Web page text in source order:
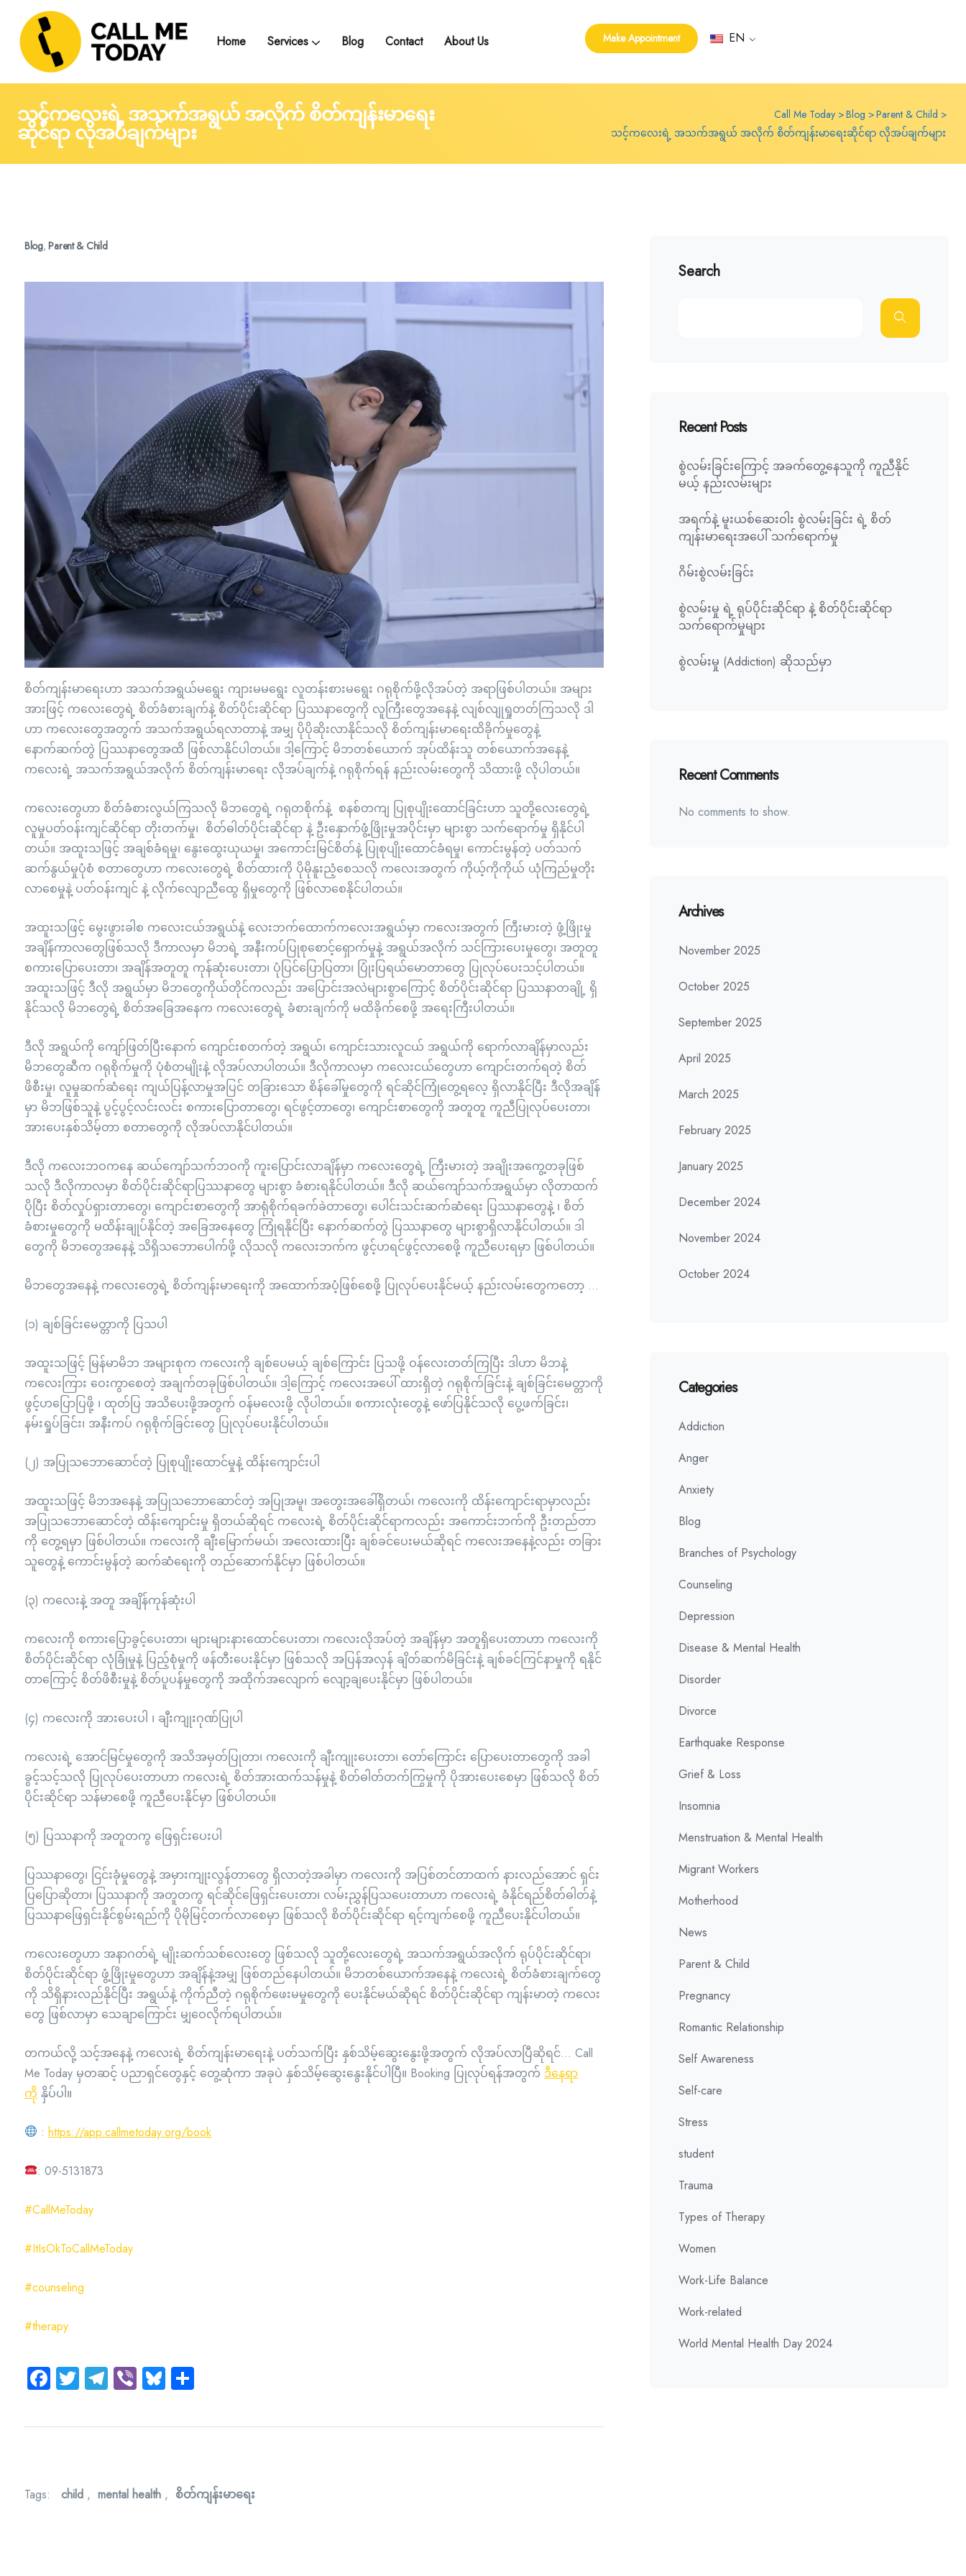
Home Services Blog Contact About Us Make Appointment EN
သင့်ကလေးရဲ့ အသက်အရွယ် အလိုက် စိတ်ကျန်းမာရေး
ဆိုင်ရာ လိုအပ်ချက်များ
Call Me Today Blog
Parent & Child
သင့်ကလေးရဲ့ အသက်အရွယ် အလိုက် စိတ်ကျန်းမာရေးဆိုင်ရာ လိုအပ်ချက်များ
Blog,Parent & Child
စိတ်ကျန်းမာရေးဟာ အသက်အရွယ်မရွေး ကျားမမရွေး လူတန်းစားမရွေး ဂရုစိုက်ဖို့လိုအပ်တဲ့ အရာဖြစ်ပါတယ်။ အများ
အားဖြင့် ကလေးတွေရဲ့ စိတ်ခံစားချက်နဲ့ စိတ်ပိုင်းဆိုင်ရာ ပြဿနာတွေကို လူကြီးတွေအနေနဲ့ လျစ်လျုရှုတတ်ကြသလို ဒါ
ဟာ ကလေးတွေအတွက် အသက်အရွယ်ရလာတာနဲ့ အမျှ ပိုပိုဆိုးလာနိုင်သလို စိတ်ကျန်းမာရေးထိခိုက်မှုတွေနဲ့
နောက်ဆက်တွဲ ပြဿနာတွေအထိ ဖြစ်လာနိုင်ပါတယ်။ ဒါ့ကြောင့် မိဘတစ်ယောက် အုပ်ထိန်းသူ တစ်ယောက်အနေနဲ့
ကလေးရဲ့ အသက်အရွယ်အလိုက် စိတ်ကျန်းမာရေး လိုအပ်ချက်နဲ့ ဂရုစိုက်ရန် နည်းလမ်းတွေကို သိထားဖို့ လိုပါတယ်။
ကလေးတွေဟာ စိတ်ခံစားလွယ်ကြသလို မိဘတွေရဲ့ ဂရုတစိုက်နဲ့ စနစ်တကျ ပြုစုပျိုးထောင်ခြင်းဟာ သူတို့လေးတွေရဲ့
လူမှုပတ်ဝန်းကျင်ဆိုင်ရာ တိုးတက်မှု၊ စိတ်ဓါတ်ပိုင်းဆိုင်ရာ နဲ့ ဦးနှောက်ဖွံ့ဖြိုးမှုအပိုင်းမှာ များစွာ သက်ရောက်မှု ရှိနိုင်ပါ
တယ်။ အထူးသဖြင့် အချစ်ခံရမှု၊ နွေးထွေးယုယမှု၊ အကောင်းမြင်စိတ်နဲ့ ပြုစုပျိုးထောင်ခံရမှု၊ ကောင်းမွန်တဲ့ ပတ်သက်
ဆက်နွယ်မှုပုံစံ စတာတွေဟာ ကလေးတွေရဲ့ စိတ်ထားကို ပိုမိုနူးညံ့စေသလို ကလေးအတွက် ကိုယ့်ကိုကိုယ် ယုံကြည်မှုတိုး
လာစေမှုနဲ့ ပတ်ဝန်းကျင် နဲ့ လိုက်လျောညီထွေ ရှိမှုတွေကို ဖြစ်လာစေနိုင်ပါတယ်။
အထူးသဖြင့် မွေးဖွားခါစ ကလေးငယ်အရွယ်နဲ့ လေးဘက်ထောက်ကလေးအရွယ်မှာ ကလေးအတွက် ကြီးမားတဲ့ ဖွံ့ဖြိုးမှု
အချိန်ကာလတွေဖြစ်သလို ဒီကာလမှာ မိဘရဲ့ အနီးကပ်ပြုစုစောင့်ရှောက်မှုနဲ့ အရွယ်အလိုက် သင်ကြားပေးမှုတွေ၊ အတူတူ
စကားပြောပေးတာ၊ အချိန်အတူတူ ကုန်ဆုံးပေးတာ၊ ပုံပြင်ပြောပြတာ၊ ပြုံးပြရယ်မောတာတွေ ပြုလုပ်ပေးသင့်ပါတယ်။
အထူးသဖြင့် ဒီလို အရွယ်မှာ မိဘတွေကိုယ်တိုင်ကလည်း အပြောင်းအလဲများစွာကြောင့် စိတ်ပိုင်းဆိုင်ရာ ပြဿနာတချို့ ရှိ
နိုင်သလို မိဘတွေရဲ့ စိတ်အခြေအနေက ကလေးတွေရဲ့ ခံစားချက်ကို မထိခိုက်စေဖို့ အရေးကြီးပါတယ်။
ဒီလို အရွယ်ကို ကျော်ဖြတ်ပြီးနောက် ကျောင်းစတက်တဲ့ အရွယ်၊ ကျောင်းသားလူငယ် အရွယ်ကို ရောက်လာချိန်မှာလည်း
မိဘတွေဆီက ဂရုစိုက်မှုကို ပုံစံတမျိုးနဲ့ လိုအပ်လာပါတယ်။ ဒီလိုကာလမှာ ကလေးငယ်တွေဟာ ကျောင်းတက်ရတဲ့ စိတ်
ဖိစီးမှု၊ လူမှုဆက်ဆံရေး ကျယ်ပြန့်လာမှုအပြင် တခြားသော စိန်ခေါ်မှုတွေကို ရင်ဆိုင်ကြုံတွေ့ရလေ့ ရှိလာနိုင်ပြီး ဒီလိုအချိန်
မှာ မိဘဖြစ်သူနဲ့ ပွင့်ပွင့်လင်းလင်း စကားပြောတာတွေ၊ ရင်ဖွင့်တာတွေ၊ ကျောင်းစာတွေကို အတူတူ ကူညီပြုလုပ်ပေးတာ၊
အားပေးနှစ်သိမ့်တာ စတာတွေကို လိုအပ်လာနိုင်ပါတယ်။
ဒီလို ကလေးဘဝကနေ ဆယ်ကျော်သက်ဘဝကို ကူးပြောင်းလာချိန်မှာ ကလေးတွေရဲ့ ကြီးမားတဲ့ အချိုးအကွေ့တခုဖြစ်
သလို ဒီလိုကာလမှာ စိတ်ပိုင်းဆိုင်ရာပြဿနာတွေ များစွာ ခံစားရနိုင်ပါတယ်။ ဒီလို ဆယ်ကျော်သက်အရွယ်မှာ လိုတာထက်
ပိုပြီး စိတ်လှုပ်ရှားတာတွေ၊ ကျောင်းစာတွေကို အာရုံစိုက်ရခက်ခဲတာတွေ၊ ပေါင်းသင်းဆက်ဆံရေး ပြဿနာတွေနဲ့ ၊ စိတ်
ခံစားမှုတွေကို မထိန်းချုပ်နိုင်တဲ့ အခြေအနေတွေ ကြုံရနိုင်ပြီး နောက်ဆက်တွဲ ပြဿနာတွေ များစွာရှိလာနိုင်ပါတယ်။ ဒါ
တွေကို မိဘတွေအနေနဲ့ သိရှိသဘောပေါက်ဖို့ လိုသလို ကလေးဘက်က ဖွင့်ဟရင်ဖွင့်လာစေဖို့ ကူညီပေးရမှာ ဖြစ်ပါတယ်။
မိဘတွေအနေနဲ့ ကလေးတွေရဲ့ စိတ်ကျန်းမာရေးကို အထောက်အပံ့ဖြစ်စေဖို့ ပြုလုပ်ပေးနိုင်မယ့် နည်းလမ်းတွေကတော့ …
(၁) ချစ်ခြင်းမေတ္တာကို ပြသပါ
အထူးသဖြင့် မြန်မာမိဘ အများစုက ကလေးကို ချစ်ပေမယ့် ချစ်ကြောင်း ပြသဖို့ ဝန်လေးတတ်ကြပြီး ဒါဟာ မိဘနဲ့
ကလေးကြား ဝေးကွာစေတဲ့ အချက်တခုဖြစ်ပါတယ်။ ဒါ့ကြောင့် ကလေးအပေါ် ထားရှိတဲ့ ဂရုစိုက်ခြင်းနဲ့ ချစ်ခြင်းမေတ္တာကို
ဖွင့်ဟပြောပြဖို့ ၊ ထုတ်ပြ အသိပေးဖို့အတွက် ဝန်မလေးဖို့ လိုပါတယ်။ စကားလုံးတွေနဲ့ ဖော်ပြနိုင်သလို ပွေ့ဖက်ခြင်း၊
နမ်းရှုပ်ခြင်း၊ အနီးကပ် ဂရုစိုက်ခြင်းတွေ ပြုလုပ်ပေးနိုင်ပါတယ်။
(၂) အပြုသဘောဆောင်တဲ့ ပြုစုပျိုးထောင်မှုနဲ့ ထိန်းကျောင်းပါ
အထူးသဖြင့် မိဘအနေနဲ့ အပြုသဘောဆောင်တဲ့ အပြုအမူ၊ အတွေးအခေါ်ရှိတယ်၊ ကလေးကို ထိန်းကျောင်းရာမှာလည်း
အပြုသဘောဆောင်တဲ့ ထိန်းကျောင်းမှု ရှိတယ်ဆိုရင် ကလေးရဲ့ စိတ်ပိုင်းဆိုင်ရာကလည်း အကောင်းဘက်ကို ဦးတည်တာ
ကို တွေ့ရမှာ ဖြစ်ပါတယ်။ ကလေးကို ချီးမြောက်မယ်၊ အလေးထားပြီး ချစ်ခင်ပေးမယ်ဆိုရင် ကလေးအနေနဲ့လည်း တခြား
သူတွေနဲ့ ကောင်းမွန်တဲ့ ဆက်ဆံရေးကို တည်ဆောက်နိုင်မှာ ဖြစ်ပါတယ်။
(၃) ကလေးနဲ့ အတူ အချိန်ကုန်ဆုံးပါ
ကလေးကို စကားပြောခွင့်ပေးတာ၊ များများနားထောင်ပေးတာ၊ ကလေးလိုအပ်တဲ့ အချိန်မှာ အတူရှိပေးတာဟာ ကလေးကို
စိတ်ပိုင်းဆိုင်ရာ လုံခြုံမှုနဲ့ ပြည့်စုံမှုကို ဖန်တီးပေးနိုင်မှာ ဖြစ်သလို အပြန်အလှန် ချိတ်ဆက်မိခြင်းနဲ့ ချစ်ခင်ကြင်နာမှုကို ရနိုင်
တာကြောင့် စိတ်ဖိစီးမှုနဲ့ စိတ်ပူပန်မှုတွေကို အထိုက်အလျောက် လျော့ချပေးနိုင်မှာ ဖြစ်ပါတယ်။
(၄) ကလေးကို အားပေးပါ ၊ ချီးကျုးဂုဏ်ပြုပါ
ကလေးရဲ့ အောင်မြင်မှုတွေကို အသိအမှတ်ပြုတာ၊ ကလေးကို ချီးကျုးပေးတာ၊ တော်ကြောင်း ပြောပေးတာတွေကို အခါ
ခွင့်သင့်သလို ပြုလုပ်ပေးတာဟာ ကလေးရဲ့ စိတ်အားထက်သန်မှုနဲ့ စိတ်ဓါတ်တက်ကြွမှုကို ပိုအားပေးစေမှာ ဖြစ်သလို စိတ်
ပိုင်းဆိုင်ရာ သန်မာစေဖို့ ကူညီပေးနိုင်မှာ ဖြစ်ပါတယ်။
(၅) ပြဿနာကို အတူတကွ ဖြေရှင်းပေးပါ
ပြဿနာတွေ၊ ငြင်းခုံမှုတွေနဲ့ အမှားကျုးလွန်တာတွေ ရှိလာတဲ့အခါမှာ ကလေးကို အပြစ်တင်တာထက် နားလည်အောင် ရှင်း
ပြပြောဆိုတာ၊ ပြဿနာကို အတူတကွ ရင်ဆိုင်ဖြေရှင်းပေးတာ၊ လမ်းညွှန်ပြသပေးတာဟာ ကလေးရဲ့ ခံနိုင်ရည်စိတ်ဓါတ်နဲ့
ပြဿနာဖြေရှင်းနိုင်စွမ်းရည်ကို ပိုမိုမြင့်တက်လာစေမှာ ဖြစ်သလို စိတ်ပိုင်းဆိုင်ရာ ရင့်ကျက်စေဖို့ ကူညီပေးနိုင်ပါတယ်။
ကလေးတွေဟာ အနာဂတ်ရဲ့ မျိုးဆက်သစ်လေးတွေ ဖြစ်သလို သူတို့လေးတွေရဲ့ အသက်အရွယ်အလိုက် ရုပ်ပိုင်းဆိုင်ရာ၊
စိတ်ပိုင်းဆိုင်ရာ ဖွံ့ဖြိုးမှုတွေဟာ အချိန်နဲ့အမျှ ဖြစ်တည်နေပါတယ်။ မိဘတစ်ယောက်အနေနဲ့ ကလေးရဲ့ စိတ်ခံစားချက်တွေ
ကို သိရှိနားလည်နိုင်ပြီး အရွယ်နဲ့ ကိုက်ညီတဲ့ ဂရုစိုက်ဖေးမမှုတွေကို ပေးနိုင်မယ်ဆိုရင် စိတ်ပိုင်းဆိုင်ရာ ကျန်းမာတဲ့ ကလေး
တွေ ဖြစ်လာမှာ သေချာကြောင်း မျှဝေလိုက်ရပါတယ်။
တကယ်လို့ သင့်အနေနဲ့ ကလေးရဲ့ စိတ်ကျန်းမာရေးနဲ့ ပတ်သက်ပြီး နှစ်သိမ့်ဆွေးနွေးဖို့အတွက် လိုအပ်လာပြီဆိုရင်… Call
Me Today မှတဆင့် ပညာရှင်တွေနှင့် တွေ့ဆုံကာ အခုပဲ နှစ်သိမ့်ဆွေးနွေးနိုင်ပါပြီ။ Booking ပြုလုပ်ရန်အတွက် ဒီနေရာ
ကို နှိပ်ပါ။
:https://app.callmetoday.org/book
: 09-5131873
#CallMeToday
#ItIsOkToCallMeToday
#counseling
#therapy
Facebook
TwitterTelegram
ViberBluesky
Tags: child , mental health , စိတ်ကျန်းမာရေး
Search
Recent Posts
စွဲလမ်းခြင်းကြောင့် အခက်တွေ့နေသူကို ကူညီနိုင်
မယ့် နည်းလမ်းများ
အရက်နဲ့ မူးယစ်ဆေးဝါး စွဲလမ်းခြင်း ရဲ့ စိတ်
ကျန်းမာရေးအပေါ် သက်ရောက်မှု
ဂိမ်းစွဲလမ်းခြင်း
စွဲလမ်းမှု ရဲ့ ရုပ်ပိုင်းဆိုင်ရာ နဲ့ စိတ်ပိုင်းဆိုင်ရာ
သက်ရောက်မှုများ
စွဲလမ်းမှု (Addiction) ဆိုသည်မှာ
Recent Comments
No comments to show.
Archives
November 2025
October 2025
September 2025
April 2025
March 2025
February 2025
January 2025
December 2024
November 2024
October 2024
Categories
Addiction
Anger
Anxiety
Blog
Branches of Psychology
Counseling
Depression
Disease & Mental Health
Disorder
Divorce
Earthquake Response
Grief & Loss
Insomnia
Menstruation & Mental Health
Migrant Workers
Motherhood
News
Parent & Child
Pregnancy
Romantic Relationship
Self Awareness
Self-care
Stress
student
Trauma
Types of Therapy
Women
Work-Life Balance
Work-related
World Mental Health Day 2024